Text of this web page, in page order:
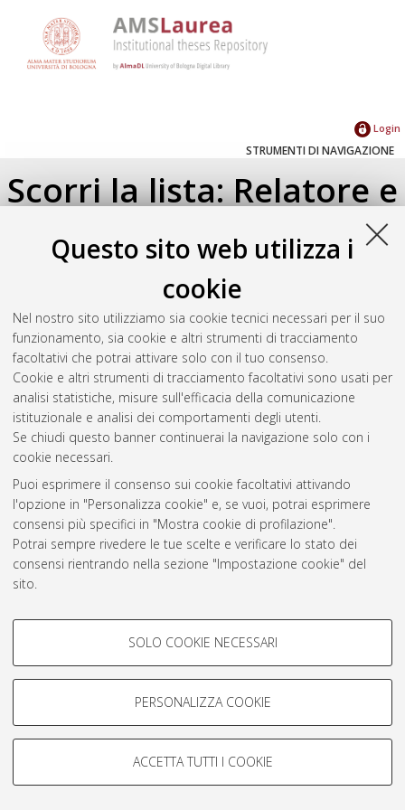
Questo sito web utilizza i
cookie
Nel nostro sito utilizziamo sia cookie tecnici necessari per il suo
funzionamento, sia cookie e altri strumenti di tracciamento
facoltativi che potrai attivare solo con il tuo consenso.
Cookie e altri strumenti di tracciamento facoltativi sono usati per
analisi statistiche, misure sull'efficacia della comunicazione
istituzionale e analisi dei comportamenti degli utenti.
Se chiudi questo banner continuerai la navigazione solo con i
cookie necessari.
Puoi esprimere il consenso sui cookie facoltativi attivando
l'opzione in "Personalizza cookie" e, se vuoi, potrai esprimere
consensi più specifici in "Mostra cookie di profilazione".
Potrai sempre rivedere le tue scelte e verificare lo stato dei
consensi rientrando nella sezione "Impostazione cookie" del
sito.
COOKIE DI PROFILAZIONE -
Si tratta di cookie utilizzati per analizzare le caratteristiche della
navigazione degli utenti, creare profili in base al loro comportamento
Mostra cookie di profilazione
COOKIE TECNICI - NECESSARI
SOLO COOKIE NECESSARI
PERSONALIZZA COOKIE
ACCETTA TUTTI I COOKIE
Login
STRUMENTI DI NAVIGAZIONE
Scorri la lista: Relatore e
Correlatore
Seleziona un valore dall'elenco sottostante.
2023(1)
Atom
Rss 1.0
Rss 2.0
AMS Laurea
Servizio implementato e gestito da AlmaDL
Impostazioni Cookie
© ALMA MATER STUDIORUM - Università di Bologna, 2007-2026.